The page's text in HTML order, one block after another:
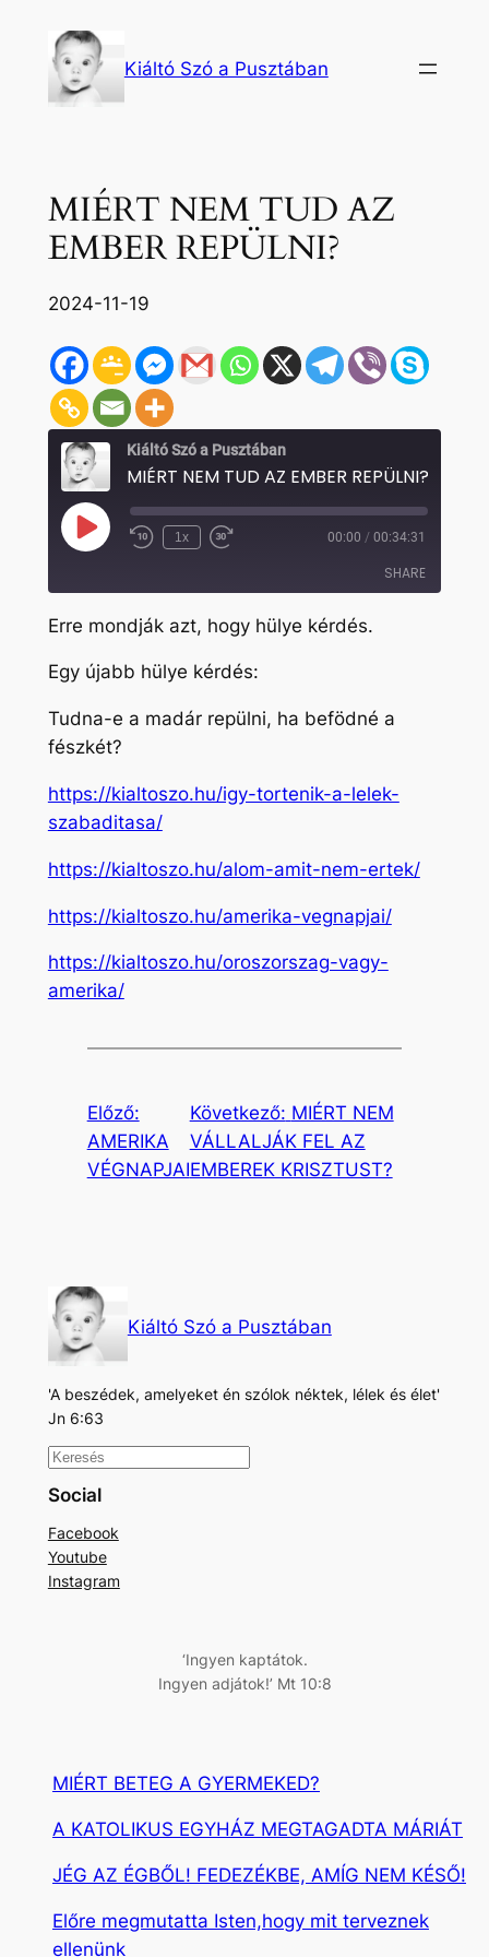
tartalomhoz
Kiáltó Szó a Pusztában
MIÉRT NEM TUD AZ
EMBER REPÜLNI?
2024-11-19
Kiáltó Szó a Pusztában
MIÉRT NEM TUD AZ EMBER REPÜLNI?
Play
Episode Rewind
1x
Fast
seconds
00:00 / 00:34:31
SHARE
SHARE
LINK
EMBED
Erre mondják azt, hogy hülye kérdés.
Egy újabb hülye kérdés:
Tudna-e a madár repülni, ha befödné a
fészkét?
https://kialtoszo.hu/igy-tortenik-a-lelek-
szabaditasa/
https://kialtoszo.hu/alom-amit-nem-ertek/
https://kialtoszo.hu/amerika-vegnapjai/
https://kialtoszo.hu/oroszorszag-vagy-
amerika/
Előző:
AMERIKA
VÉGNAPJAI
Következő: MIÉRT NEM
VÁLLALJÁK FEL AZ
EMBEREK KRISZTUST?
Kiáltó Szó a Pusztában
'A beszédek, amelyeket én szólok néktek, lélek és élet'
Jn 6:63
K
e
e
s
Social
Facebook
Youtube
Instagram
‘Ingyen kaptátok.
Ingyen adjátok!’ Mt 10:8
MIÉRT BETEG A GYERMEKED?
A KATOLIKUS EGYHÁZ MEGTAGADTA MÁRIÁT
JÉG AZ ÉGBŐL! FEDEZÉKBE, AMÍG NEM KÉSŐ!
Előre megmutatta Isten,hogy mit terveznek
ellenünk